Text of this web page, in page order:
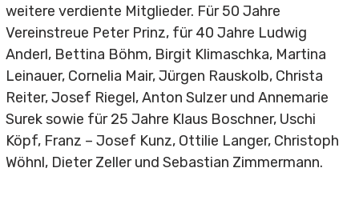
weitere verdiente Mitglieder. Für 50 Jahre
Vereinstreue Peter Prinz, für 40 Jahre Ludwig
Anderl, Bettina Böhm, Birgit Klimaschka, Martina
Leinauer, Cornelia Mair, Jürgen Rauskolb, Christa
Reiter, Josef Riegel, Anton Sulzer und Annemarie
Surek sowie für 25 Jahre Klaus Boschner, Uschi
Köpf, Franz – Josef Kunz, Ottilie Langer, Christoph
Wöhnl, Dieter Zeller und Sebastian Zimmermann.